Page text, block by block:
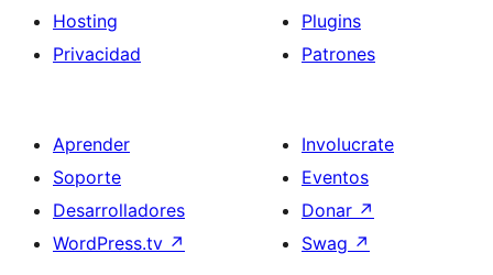
Hosting
Privacidad
Plugins
Patrones
Aprender
Soporte
Desarrolladores
WordPress.tv ↗
Involucrate
Eventos
Donar ↗
Swag ↗